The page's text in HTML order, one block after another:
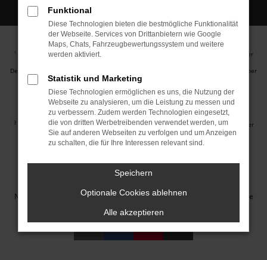
1
Ehemaliger Neupreis (Unverbindliche Preisempfehlung des Herstellers am Tag der
Der errechnete Preisvorteil sowie die angegebene Ersparnis errechnet sich gegenüber
der ehemaligen unverbindlichen Preisempfehlung des Herstellers am Tag der
Erstzulassung (Neupreis).
2
Hierbei handelt es sich um ein Finanzierungs-Angebot. Preise sind Bruttopreise.
Irrtümer vorbehalten.
3
Hierbei handelt es sich um ein Leasing-Angebot. Preise sind Bruttopreise. Irrtümer
vorbehalten.
Cookie Einstellungen
Neustadt/Vogtland | info@autohausjakob.de |Webdesign by audaris.de
Funktional
Diese Technologien bieten die bestmögliche Funktionalität
der Webseite. Services von Drittanbietern wie Google
Maps, Chats, Fahrzeugbewertungssystem und weitere
werden aktiviert.
Statistik und Marketing
Diese Technologien ermöglichen es uns, die Nutzung der
Webseite zu analysieren, um die Leistung zu messen und
zu verbessern. Zudem werden Technologien eingesetzt,
die von dritten Werbetreibenden verwendet werden, um
Sie auf anderen Webseiten zu verfolgen und um Anzeigen
zu schalten, die für Ihre Interessen relevant sind.
Speichern
Optionale Cookies ablehnen
Alle akzeptieren